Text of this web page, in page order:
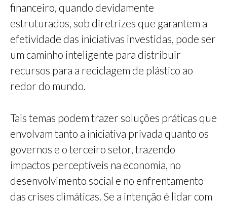
financeiro, quando devidamente
estruturados, sob diretrizes que garantem a
efetividade das iniciativas investidas, pode ser
um caminho inteligente para distribuir
recursos para a reciclagem de plástico ao
redor do mundo.
Tais temas podem trazer soluções práticas que
envolvam tanto a iniciativa privada quanto os
governos e o terceiro setor, trazendo
impactos perceptíveis na economia, no
desenvolvimento social e no enfrentamento
das crises climáticas. Se a intenção é lidar com